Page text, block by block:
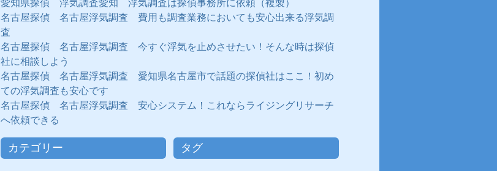
愛知県探偵 浮気調査愛知 浮気調査は探偵事務所に依頼（複製）
名古屋探偵 名古屋浮気調査 費用も調査業務においても安心出来る浮気調
査
名古屋探偵 名古屋浮気調査 今すぐ浮気を止めさせたい！そんな時は探偵
社に相談しよう
名古屋探偵 名古屋浮気調査 愛知県名古屋市で話題の探偵社はここ！初め
ての浮気調査も安心です
名古屋探偵 名古屋浮気調査 安心システム！これならライジングリサーチ
へ依頼できる
カテゴリー タグ